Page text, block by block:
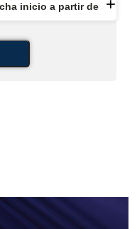
inicio a partir de